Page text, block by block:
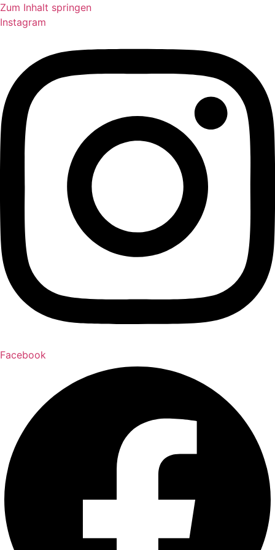
Zum Inhalt springen
Instagram
Facebook